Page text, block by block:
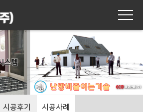
시공후기 시공사례